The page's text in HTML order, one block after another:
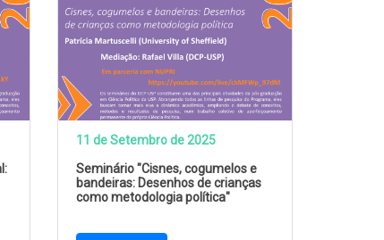
11 de Setembro de 2025
Seminário "Cisnes, cogumelos e
bandeiras: Desenhos de crianças
como metodologia política"